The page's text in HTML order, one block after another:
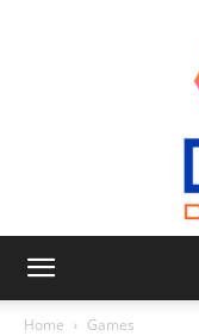
Home Games